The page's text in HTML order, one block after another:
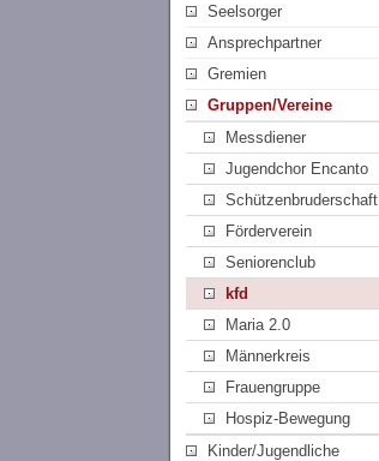
Seelsorger
Ansprechpartner
Gremien
Gruppen/Vereine
Messdiener
Jugendchor Encanto
Schützenbruderschaft
Förderverein
Seniorenclub
kfd
Maria 2.0
Männerkreis
Frauengruppe
Hospiz-Bewegung
Kinder/Jugendliche